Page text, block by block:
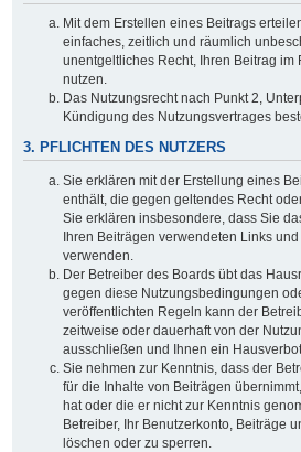
Mit dem Erstellen eines Beitrags
einfaches, zeitlich und räumlich
unentgeltliches Recht, Ihren Beitrag im
nutzen.
Das Nutzungsrecht nach Punkt 2,
Kündigung des Nutzungsvertrages
3. PFLICHTEN DES NUTZERS
Sie erklären mit der Erstellung eines
enthält, die gegen geltendes Recht
Sie erklären insbesondere, dass Sie
Ihren Beiträgen verwendeten Links
verwenden.
Der Betreiber des Boards übt das
gegen diese Nutzungsbedingungen
veröffentlichten Regeln kann der
zeitweise oder dauerhaft von der
ausschließen und Ihnen ein
Sie nehmen zur Kenntnis, dass der
für die Inhalte von Beiträgen
hat oder die er nicht zur Kenntnis
Betreiber, Ihr Benutzerkonto, Beiträge
löschen oder zu sperren.